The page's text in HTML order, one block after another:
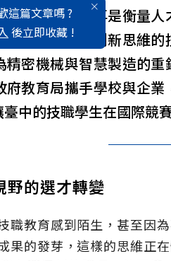
這篇文章嗎 ?
後立即收藏 !
代，學歷已不再是衡量
跨域整合力與創新思維
精密機械與智慧製造的
府教育局攜手學校與企
中的技職學生在國際競
野的選才轉變
職教育感到陌生，甚至因
果的發芽，這樣的思維正